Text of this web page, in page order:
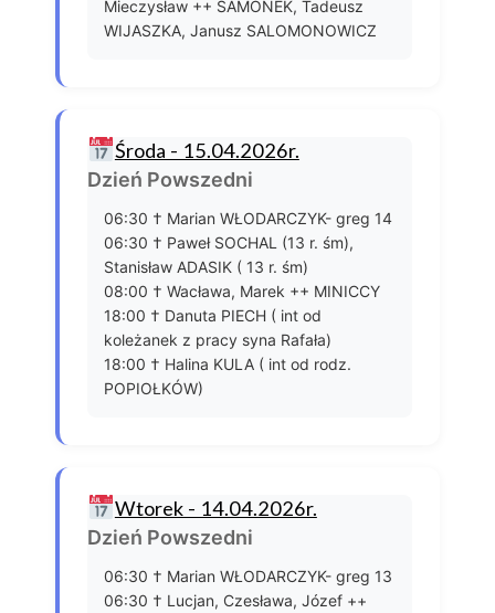
Mieczysław ++ SAMONEK, Tadeusz
WIJASZKA, Janusz SALOMONOWICZ
Środa - 15.04.2026r.
Dzień Powszedni
06:30 † Marian WŁODARCZYK- greg 14
06:30 † Paweł SOCHAL (13 r. śm),
Stanisław ADASIK ( 13 r. śm)
08:00 † Wacława, Marek ++ MINICCY
18:00 † Danuta PIECH ( int od
koleżanek z pracy syna Rafała)
18:00 † Halina KULA ( int od rodz.
POPIOŁKÓW)
Wtorek - 14.04.2026r.
Dzień Powszedni
06:30 † Marian WŁODARCZYK- greg 13
06:30 † Lucjan, Czesława, Józef ++